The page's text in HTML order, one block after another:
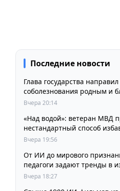
Последние новости
Глава государства
соболезнования родным и
кинорежиссера Ардака
Вчера 20:14
«Над водой»: ветеран МВД
нестандартный способ
пробок и смога
Вчера 19:56
От ИИ до мирового
педагоги задают тренды в
Вчера 18:27